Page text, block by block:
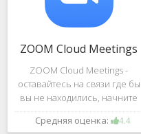
ZOOM Cloud Meetings
ZOOM Cloud Meetings -
оставайтесь на связи где бы
вы не находились, начните
свою или присоединитесь к
видеоконференции с
Средняя оценка: 4.4